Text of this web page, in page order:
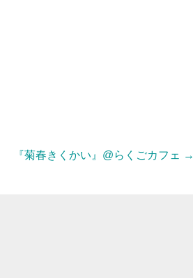
『菊春きくかい』@らくごカフェ →